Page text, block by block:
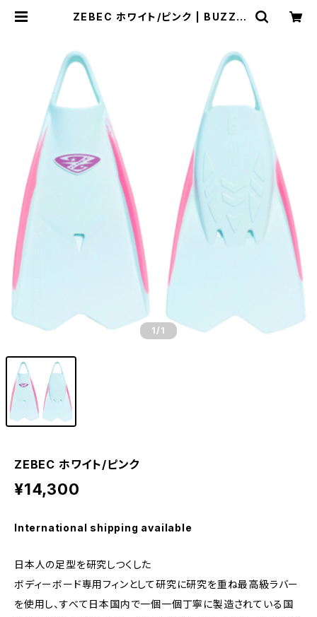
ZEBEC ホワイト/ピンク | BUZZZ
1 /1
ZEBEC ホワイト/ピンク
¥14,300
International shipping available
日本人の足型を研究しつくした
ボディーボード専用フィンとして研究に研究を重ね最高級ラバー
を使用し、すべて日本国内で一個一個丁寧に製造されている国